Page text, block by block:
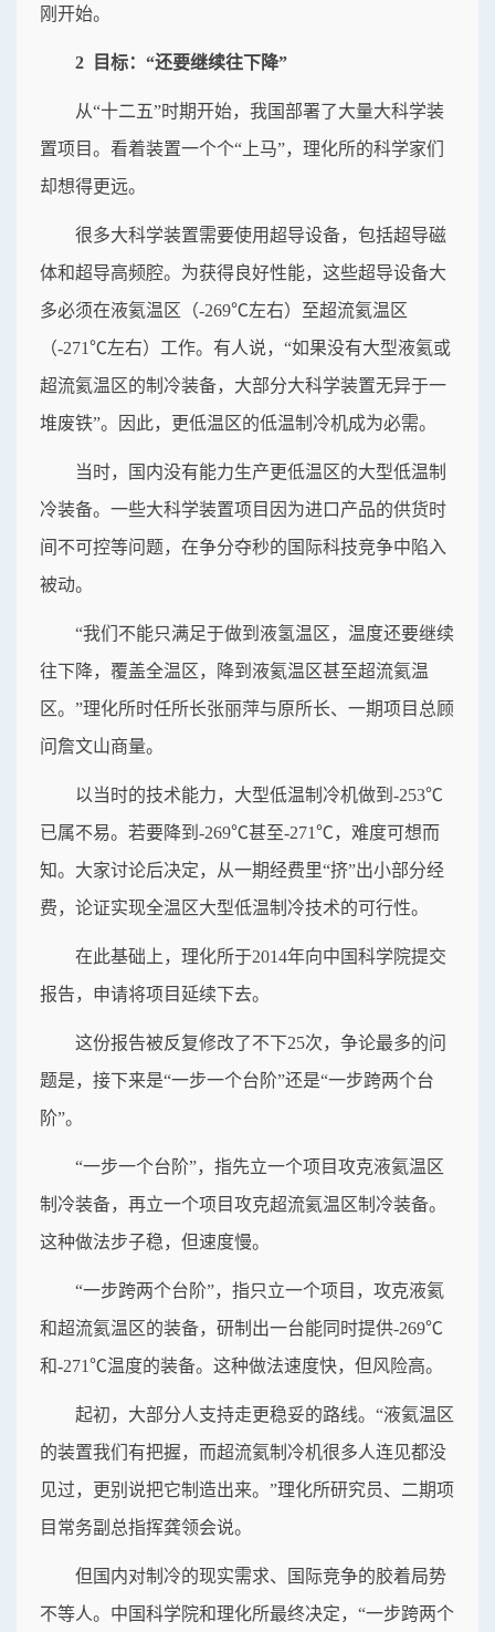
刚开始。
2 目标：“还要继续往下降”
从“十二五”时期开始，我国部署了大量大科学装
置项目。看着装置一个个“上马”，理化所的科学家们
却想得更远。
很多大科学装置需要使用超导设备，包括超导磁
体和超导高频腔。为获得良好性能，这些超导设备大
多必须在液氦温区（-269℃左右）至超流氦温区
（-271℃左右）工作。有人说，“如果没有大型液氦或
超流氦温区的制冷装备，大部分大科学装置无异于一
堆废铁”。因此，更低温区的低温制冷机成为必需。
当时，国内没有能力生产更低温区的大型低温制
冷装备。一些大科学装置项目因为进口产品的供货时
间不可控等问题，在争分夺秒的国际科技竞争中陷入
被动。
“我们不能只满足于做到液氢温区，温度还要继续
往下降，覆盖全温区，降到液氦温区甚至超流氦温
区。”理化所时任所长张丽萍与原所长、一期项目总顾
问詹文山商量。
以当时的技术能力，大型低温制冷机做到-253℃
已属不易。若要降到-269℃甚至-271℃，难度可想而
知。大家讨论后决定，从一期经费里“挤”出小部分经
费，论证实现全温区大型低温制冷技术的可行性。
在此基础上，理化所于2014年向中国科学院提交
报告，申请将项目延续下去。
这份报告被反复修改了不下25次，争论最多的问
题是，接下来是“一步一个台阶”还是“一步跨两个台
阶”。
“一步一个台阶”，指先立一个项目攻克液氦温区
制冷装备，再立一个项目攻克超流氦温区制冷装备。
这种做法步子稳，但速度慢。
“一步跨两个台阶”，指只立一个项目，攻克液氦
和超流氦温区的装备，研制出一台能同时提供-269℃
和-271℃温度的装备。这种做法速度快，但风险高。
起初，大部分人支持走更稳妥的路线。“液氦温区
的装置我们有把握，而超流氦制冷机很多人连见都没
见过，更别说把它制造出来。”理化所研究员、二期项
目常务副总指挥龚领会说。
但国内对制冷的现实需求、国际竞争的胶着局势
不等人。中国科学院和理化所最终决定，“一步跨两个